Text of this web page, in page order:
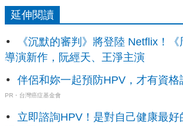
延伸閱讀
《沉默的審判》將登陸 Netflix！《
導演新作，阮經天、王淨主演
伴侶和妳一起預防HPV，才有資格
PR・台灣癌症基金會
立即諮詢HPV！是對自己健康最好